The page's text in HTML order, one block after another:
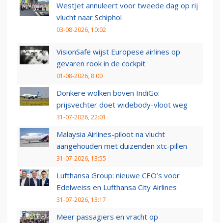
WestJet annuleert voor tweede dag op rij
vlucht naar Schiphol
03-08-2026, 10:02
VisionSafe wijst Europese airlines op
gevaren rook in de cockpit
01-08-2026, 8:00
Donkere wolken boven IndiGo:
prijsvechter doet widebody-vloot weg
31-07-2026, 22:01
Malaysia Airlines-piloot na vlucht
aangehouden met duizenden xtc-pillen
31-07-2026, 13:55
Lufthansa Group: nieuwe CEO’s voor
Edelweiss en Lufthansa City Airlines
31-07-2026, 13:17
Meer passagiers en vracht op